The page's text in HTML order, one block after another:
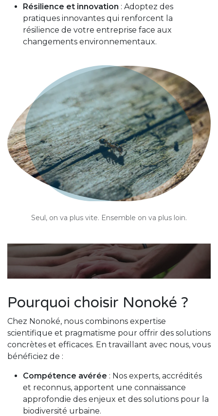
Résilience et innovation : Adoptez des
pratiques innovantes qui renforcent la
résilience de votre entreprise face aux
changements environnementaux.
Seul, on va plus vite. Ensemble on va plus loin.
Pourquoi choisir Nonoké ?
Chez Nonoké, nous combinons expertise
scientifique et pragmatisme pour offrir des solutions
concrètes et efficaces. En travaillant avec nous, vous
bénéficiez de :
Compétence avérée : Nos experts, accrédités
et reconnus, apportent une connaissance
approfondie des enjeux et des solutions pour la
biodiversité urbaine.